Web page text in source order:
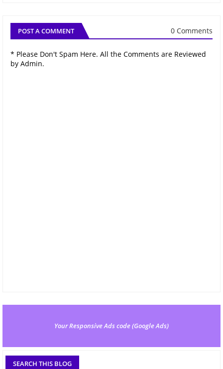
POST A COMMENT 0 Comments
* Please Don't Spam Here. All the Comments are Reviewed
by Admin.
Your Responsive Ads code (Google Ads)
SEARCH THIS BLOG